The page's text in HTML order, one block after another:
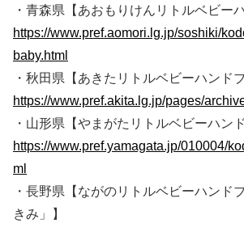
・青森県【あおもりけんリトルベビー
https://www.pref.aomori.lg.jp/soshiki/
baby.html
・秋田県【あきたリトルベビーハンド
https://www.pref.akita.lg.jp/pages/
・山形県【やまがたリトルベビーハン
https://www.pref.yamagata.jp/010004/
ml
・長野県【ながのリトルベビーハンド
きみ」】